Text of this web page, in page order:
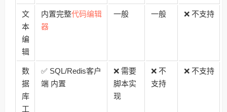
文
本
编
辑
内置完整代码编辑
器
一般 一般 ❌ 不支持
数
据
库
工
✅ SQL/Redis客户
端 内置
❌ 需要
脚本实
现
❌ 不
支持
❌ 不支持